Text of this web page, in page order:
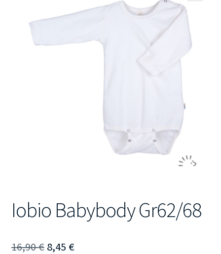
Kontakt
Iobio Babybody Gr62/68
16,90€ Ursprünglicher
8,45 €Aktueller